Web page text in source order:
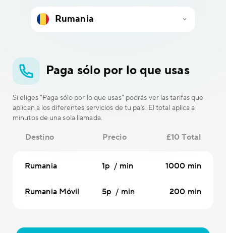
Paga sólo por lo que usas
Si eliges "Paga sólo por lo que usas" podrás ver las tarifas que
aplican a los diferentes servicios de tu país. El total aplica a
minutos de una sola llamada.
Destino Precio £10 Total
Rumania 1p / min 1000 min
Rumania Móvil 5p / min 200 min